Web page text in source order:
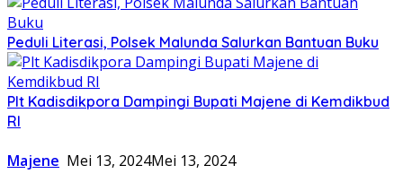
Peduli Literasi, Polsek Malunda Salurkan Bantuan Buku
Plt Kadisdikpora Dampingi Bupati Majene di Kemdikbud
RI
Majene Mei 13, 2024Mei 13, 2024